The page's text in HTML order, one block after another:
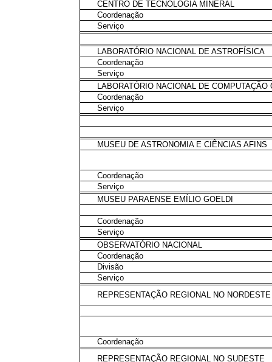
CENTRO DE TECNOLOGIA MINERAL
Coordenação
Serviço
LABORATÓRIO NACIONAL DE ASTROFÍSICA
Coordenação
Serviço
LABORATÓRIO NACIONAL DE COMPUTAÇÃO
Coordenação
Serviço
MUSEU DE ASTRONOMIA E CIÊNCIAS AFINS
Coordenação
Serviço
MUSEU PARAENSE EMÍLIO GOELDI
Coordenação
Serviço
OBSERVATÓRIO NACIONAL
Coordenação
Divisão
Serviço
REPRESENTAÇÃO REGIONAL NO NORDESTE
Coordenação
REPRESENTAÇÃO REGIONAL NO SUDESTE